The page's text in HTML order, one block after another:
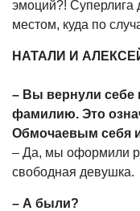
эмоций?! Суперлига
местом, куда по
НАТАЛИ И
– Вы вернули себе
фамилию. Это
Обмочаевым себя
– Да, мы оформили
свободная девушка.
– А были?